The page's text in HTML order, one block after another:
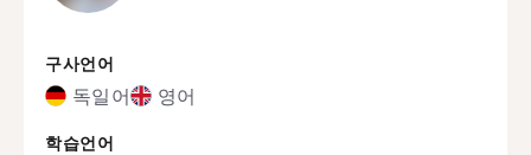
구사언어
독일어 영어
학습언어